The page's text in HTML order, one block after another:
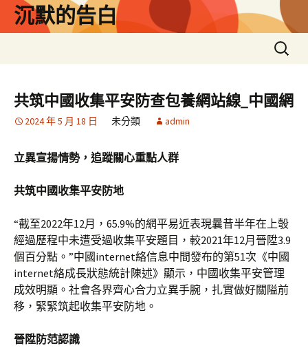
沉默的告白
搜
尋
鍵
字:
共筑中國收集平安防查包養網站線_中國網
2024 年 5 月 18 日 未分類 admin
立異宣揚情勢，追蹤關心重點人群
共筑中國收集平安防地
“截至2022年12月，65.9%的網平易近表現曩昔半年在上彀
經過歷程中未遭受過收集平安題目，較2021年12月晉陞3.9
個百分點。”中國internet絡信息中間發布的第51次《中國
internet絡成長狀態統計陳述》顯示，中國收集平安管理
成效明顯。社會各界齊心合力立異手腕，扎實做好關隘前
移，緊緊筑起收集平安防地。
晉陞防范認識